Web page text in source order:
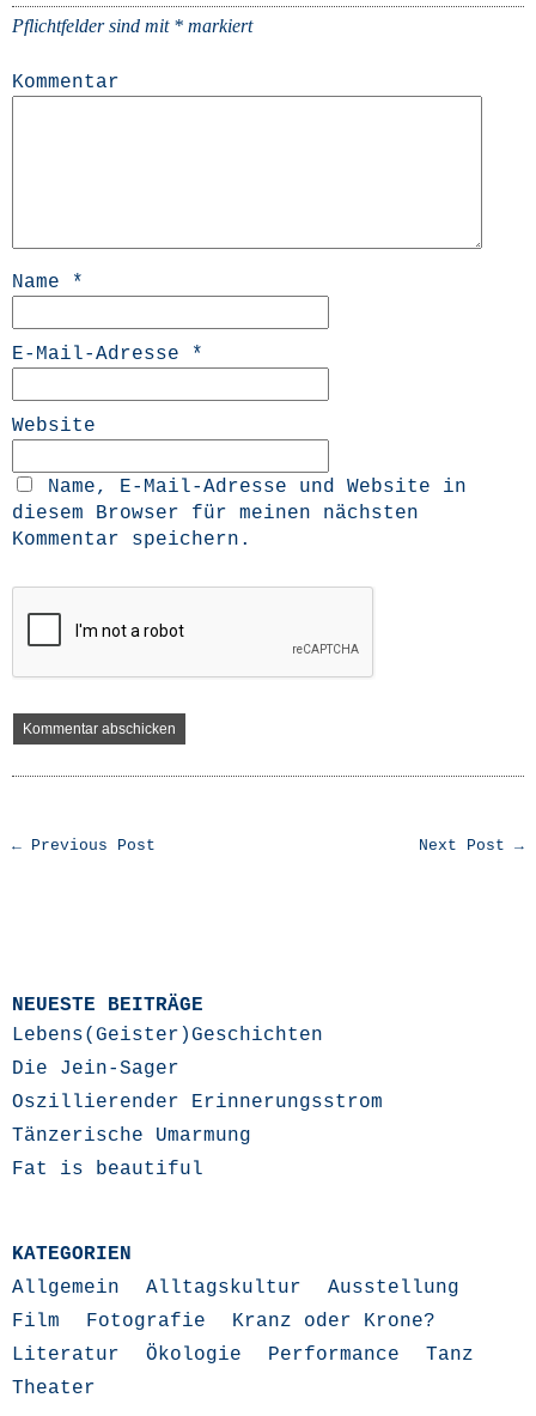
Pflichtfelder sind mit * markiert
Kommentar
Name *
E-Mail-Adresse *
Website
Name, E-Mail-Adresse und Website in
diesem Browser für meinen nächsten
Kommentar speichern.
← Previous Post Next Post →
NEUESTE BEITRÄGE
Lebens(Geister)Geschichten
Die Jein-Sager
Oszillierender Erinnerungsstrom
Tänzerische Umarmung
Fat is beautiful
KATEGORIEN
Allgemein
Alltagskultur
Ausstellung
Film
Fotografie
Kranz oder Krone?
Literatur
Ökologie Performance
Tanz
Theater